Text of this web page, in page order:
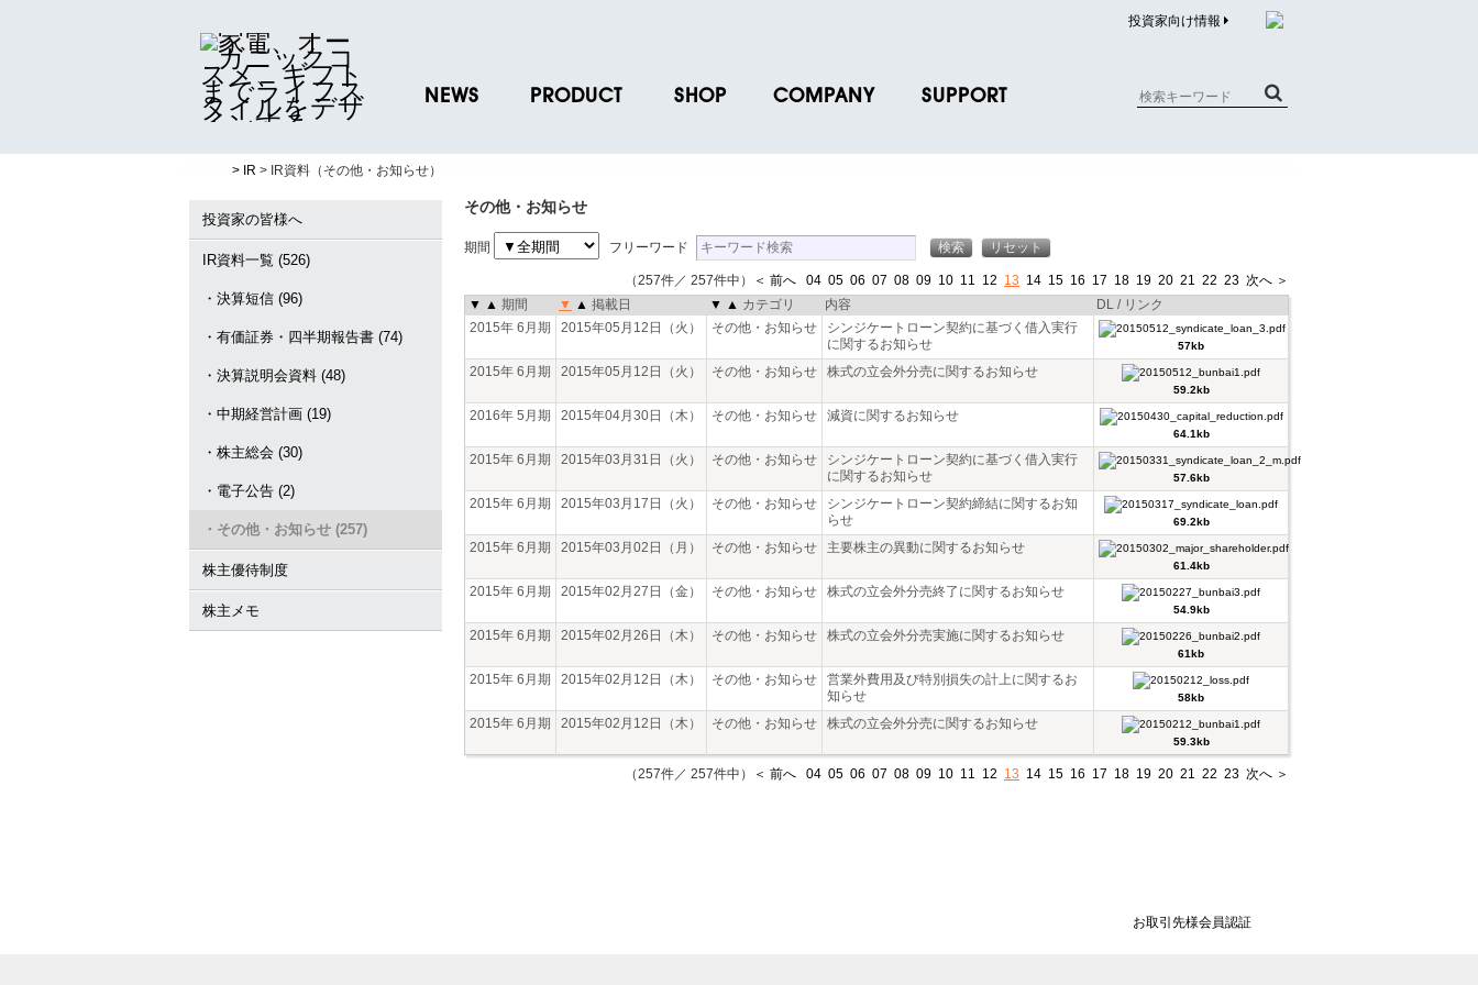
投資家向け情報
NEWS
プレスリリース
PRODUCT
ノベルティグッズ
お取引先様 会員認証
SHOP COMPANY
社会貢献活動
SUPPORT
よくあるご質問（企業）
リチウム電池内蔵品回収について
> IR > IR資料（その他・お知らせ）
投資家の皆様へ
IR資料一覧 (526)
・決算短信 (96)
・有価証券・四半期報告書 (74)
・決算説明会資料 (48)
・中期経営計画 (19)
・株主総会 (30)
・電子公告 (2)
・その他・お知らせ (257)
株主優待制度
株主メモ
その他・お知らせ
期間 フリーワード
（257件／ 257件中） ＜ 前へ 04 05 06 07 08 09 10 11 12 13 14 15 16 17 18 19 20 21 22 23 次へ ＞
▼ ▲ 期間 ▼ ▲ 掲載日 ▼ ▲ カテゴリ 内容
DL / リンク
2015年 6月期
2015年05月12日（火） その他・お知らせ
シンジケートローン契約に基づく借入実行
に関するお知らせ
57kb
2015年 6月期 2015年05月12日（火） その他・お知らせ 株式の立会外分売に関するお知らせ
59.2kb
2016年 5月期 2015年04月30日（木） その他・お知らせ 減資に関するお知らせ
64.1kb
2015年 6月期 2015年03月31日（火） その他・お知らせ
シンジケートローン契約に基づく借入実行
に関するお知らせ
57.6kb
2015年 6月期 2015年03月17日（火） その他・お知らせ
シンジケートローン契約締結に関するお知
らせ
69.2kb
2015年 6月期 2015年03月02日（月） その他・お知らせ 主要株主の異動に関するお知らせ
61.4kb
2015年 6月期 2015年02月27日（金） その他・お知らせ 株式の立会外分売終了に関するお知らせ
54.9kb
2015年 6月期 2015年02月26日（木） その他・お知らせ 株式の立会外分売実施に関するお知らせ
61kb
2015年 6月期 2015年02月12日（木） その他・お知らせ
営業外費用及び特別損失の計上に関するお
知らせ
58kb
2015年 6月期 2015年02月12日（木） その他・お知らせ 株式の立会外分売に関するお知らせ
59.3kb
（257件／ 257件中） ＜ 前へ 04 05 06 07 08 09 10 11 12 13 14 15 16 17 18 19 20 21 22 23 次へ ＞
お取引先様会員認証